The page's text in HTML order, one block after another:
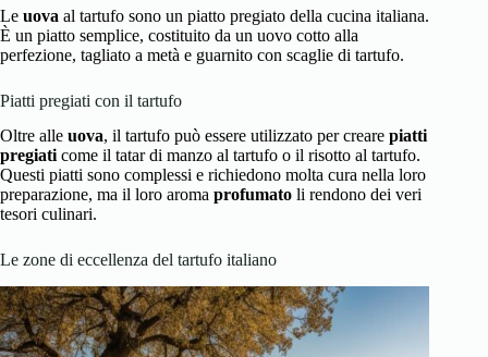
Le uova al tartufo sono un piatto pregiato della cucina italiana.
È un piatto semplice, costituito da un uovo cotto alla
perfezione, tagliato a metà e guarnito con scaglie di tartufo.
Piatti pregiati con il tartufo
Oltre alle uova, il tartufo può essere utilizzato per creare piatti
pregiaticome il tatar di manzo al tartufo o il risotto al tartufo.
Questi piatti sono complessi e richiedono molta cura nella loro
preparazione, ma il loro aroma profumato li rendono dei veri
tesori culinari.
Le zone di eccellenza del tartufo italiano